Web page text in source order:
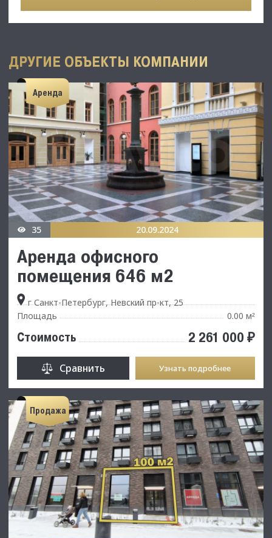
ДРУГИЕ ОБЪЕКТЫ КОМПАНИИ
Аренда
35 20.09.2024
Аренда офисного
помещения 646 м2
г Санкт-Петербург, Невский пр-кт, 25
Площадь
0.00 м²
Стоимость 2 261 000 ₽
Сравнить Узнать подробнее
Продажа